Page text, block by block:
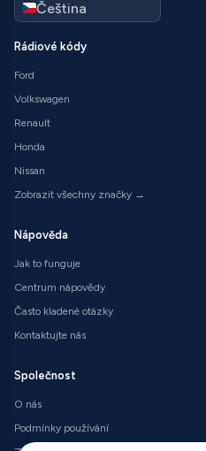
Rádiové kódy
Ford
Volkswagen
Renault
Honda
Nissan
Zobrazit všechny značky →
Nápověda
Jak to funguje
Centrum nápovědy
Často kladené otázky
Kontaktujte nás
Společnost
O nás
Podmínky používání